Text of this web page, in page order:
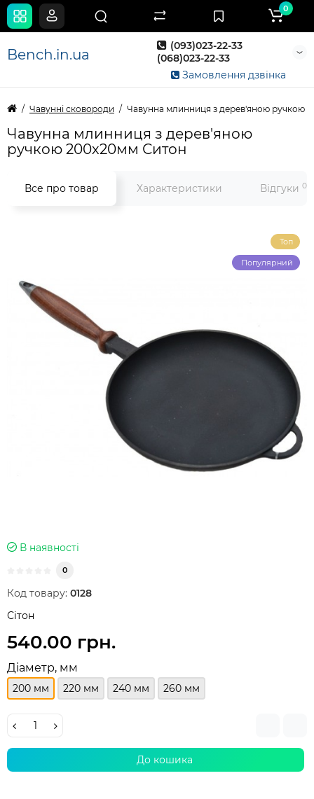
Bench.in.ua
(093)023-22-33
(068)023-22-33
Замовлення дзвінка
0
Чавунні сковороди Чавунна млинниця з дерев'яною ручкою
Чавунна млинниця з дерев'яною
ручкою 200х20мм Ситон
Все про товар Характеристики Відгуки 0
Топ
Популярний
В наявності
0
Код товару: 0128
Сітон
540.00 грн.
Діаметр, мм
200 мм 220 мм 240 мм 260 мм
До кошика